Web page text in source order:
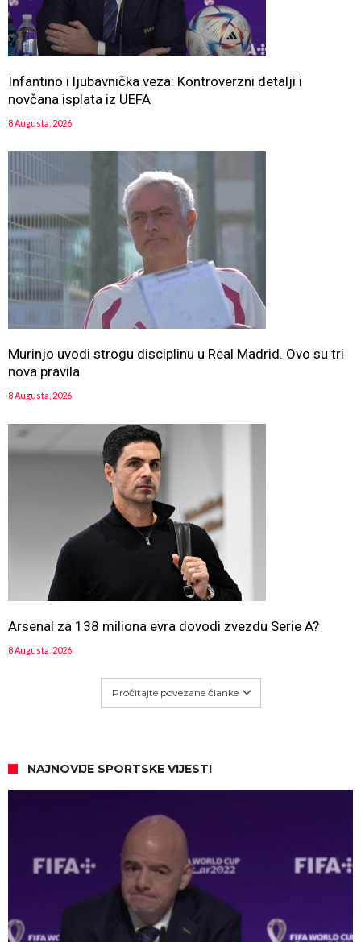
Infantino i ljubavnička veza: Kontroverzni detalji i
novčana isplata iz UEFA
8 Augusta, 2026
Murinjo uvodi strogu disciplinu u Real Madrid. Ovo su tri
nova pravila
8 Augusta, 2026
Arsenal za 138 miliona evra dovodi zvezdu Serie A?
8 Augusta, 2026
Pročitajte povezane članke
NAJNOVIJE SPORTSKE VIJESTI